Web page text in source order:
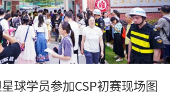
球学员参加CSP初赛现场图